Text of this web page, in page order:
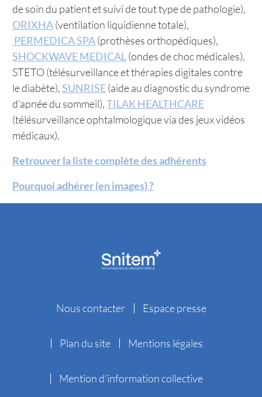
de soin du patient et suivi de tout type de pathologie),
ORIXHA(ventilation liquidienne totale),
PERMEDICA SPA(prothèses orthopédiques),
SHOCKWAVE MEDICAL(ondes de choc médicales),
STETO (télésurveillance et thérapies digitales contre
le diabète),SUNRISE(aide au diagnostic du syndrome
d’apnée du sommeil),TILAK HEALTHCARE
(télésurveillance ophtalmologique via des jeux vidéos
médicaux).
Retrouver la liste complète des adhérents
Pourquoi adhérer (en images) ?
Nous contacter Espace presse
Plan du site Mentions légales
Mention d’information collective